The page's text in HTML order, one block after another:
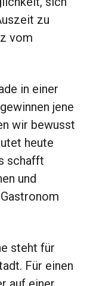
zu
vom
in einer
jene
wir bewusst
heute
schafft
und
steht für
Für einen